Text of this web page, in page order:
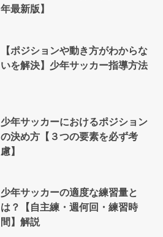
年最新版】
【ポジションや動き方がわからな
いを解決】少年サッカー指導方法
少年サッカーにおけるポジション
の決め方【３つの要素を必ず考
慮】
少年サッカーの適度な練習量と
は？【自主練・週何回・練習時
間】解説